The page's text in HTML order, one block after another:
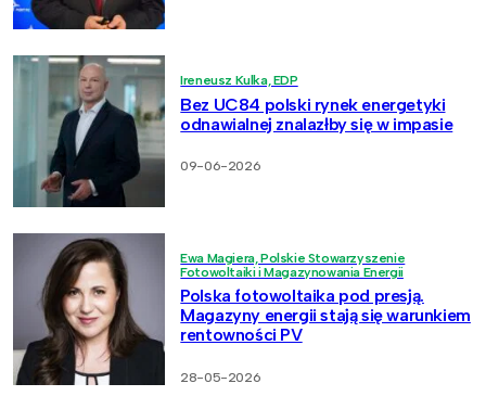
Ireneusz Kulka, EDP
Bez UC84 polski rynek energetyki
odnawialnej znalazłby się w impasie
09-06-2026
Ewa Magiera, Polskie Stowarzyszenie
Fotowoltaiki i Magazynowania Energii
Polska fotowoltaika pod presją.
Magazyny energii stają się warunkiem
rentowności PV
28-05-2026